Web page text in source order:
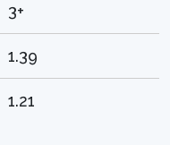
3+
1.39
1.21